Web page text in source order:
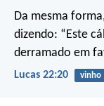
Da mesma
dizendo: “Este
derramado em
Lucas 22:20 vinho